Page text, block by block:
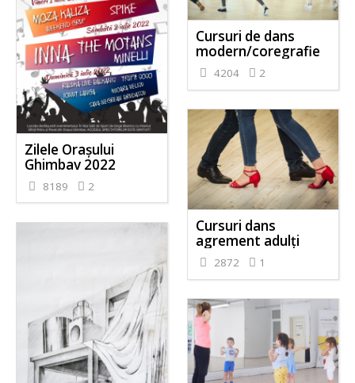
Zilele Orașului
Ghimbav 2022
8189 2
Cursuri de dans
modern/coregrafie
4204 2
Cursuri dans
agrement adulți
2872 1